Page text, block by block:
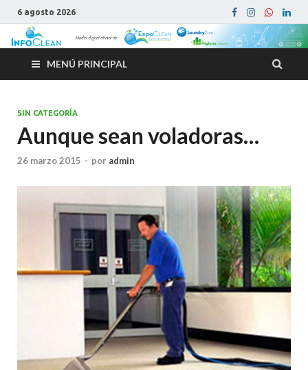
6 agosto 2026
MENÚ PRINCIPAL
SIN CATEGORÍA
Aunque sean voladoras…
26 marzo 2015 - por admin